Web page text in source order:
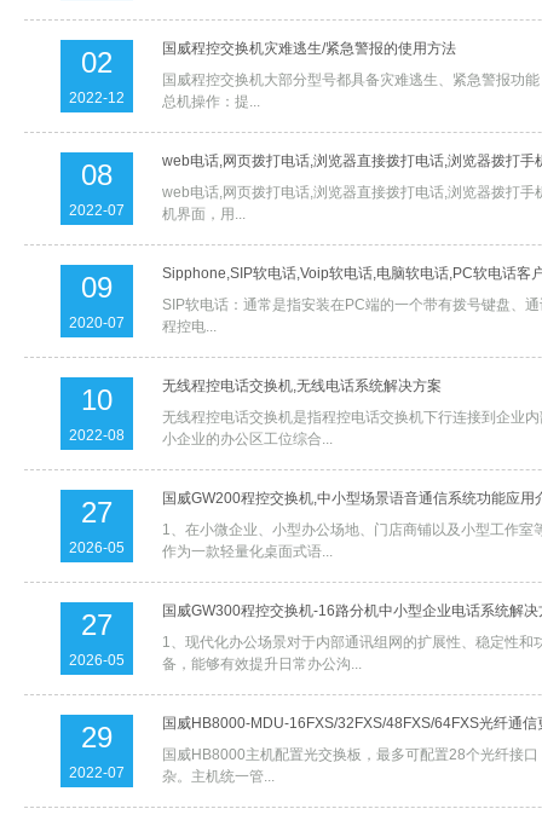
02
2022-12
国威程控交换机灾难逃生/紧急警报的使用方法
国威程控交换机大部分型号都具备灾难逃生、紧急警报功
总机操作：提...
08
2022-07
web电话,网页拨打电话,浏览器直接拨打电话,浏览器拨打手
web电话,网页拨打电话,浏览器直接拨打电话,浏览器拨打
机界面，用...
09
2020-07
Sipphone,SIP软电话,Voip软电话,电脑软电话,PC软电话客
SIP软电话：通常是指安装在PC端的一个带有拨号键盘、
程控电...
10
2022-08
无线程控电话交换机,无线电话系统解决方案
无线程控电话交换机是指程控电话交换机下行连接到企业
小企业的办公区工位综合...
27
2026-05
国威GW200程控交换机,中小型场景语音通信系统功能应用
1、在小微企业、小型办公场地、门店商铺以及小型工作
作为一款轻量化桌面式语...
27
2026-05
国威GW300程控交换机-16路分机中小型企业电话系统解
1、现代化办公场景对于内部通讯组网的扩展性、稳定性
备，能够有效提升日常办公沟...
29
2022-07
国威HB8000-MDU-16FXS/32FXS/48FXS/64FXS光纤通信
国威HB8000主机配置光交换板，最多可配置28个光纤接
杂。主机统一管...